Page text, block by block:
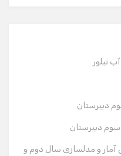
تبلور
دبیرستان
دبیرستان
آمار و مدلسازی سال دوم و
تماس یا ایمیل خود را